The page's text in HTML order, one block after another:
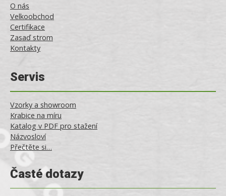
O nás
Velkoobchod
Certifikace
Zasaď strom
Kontakty
Servis
Vzorky a showroom
Krabice na míru
Katalog v PDF pro stažení
Názvosloví
Přečtěte si…
Časté dotazy